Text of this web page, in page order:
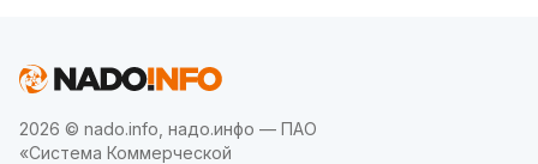
2026 © nado.info, надо.инфо — ПАО
«Система Коммерческой